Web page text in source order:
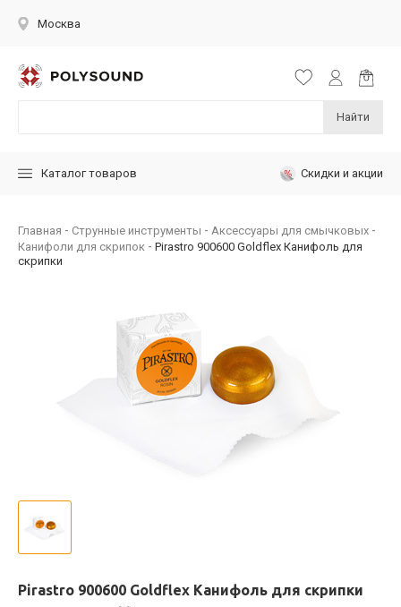
Москва
Найти
Каталог товаров Скидки и акции
Главная Струнные инструменты
Аксессуары для смычковых
Канифоли для скрипок
Pirastro 900600 Goldflex Канифоль для
скрипки
Pirastro 900600 Goldflex Канифоль для скрипки